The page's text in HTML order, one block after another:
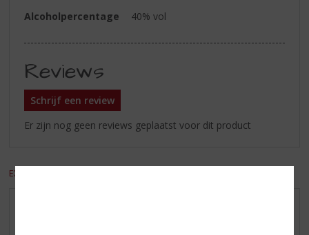
Alcoholpercentage
40% vol
Reviews
Schrijf een review
Er zijn nog geen reviews geplaatst voor dit product
EXCL. BTW